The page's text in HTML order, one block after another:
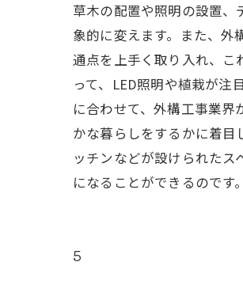
草木の配置や照明の設置
象的に変えます。また、
通点を上手く取り入れ、こ
って、LED照明や植栽が注
に合わせて、外構工事業
かな暮らしをするかに着
ッチンなどが設けられた
になることができるのです。
5